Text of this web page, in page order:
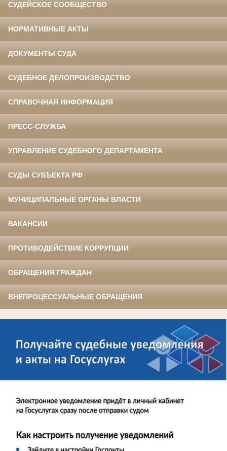
СУДЕЙСКОЕ СООБЩЕСТВО
НОРМАТИВНЫЕ АКТЫ
ДОКУМЕНТЫ СУДА
СУДЕБНОЕ ДЕЛОПРОИЗВОДСТВО
СПРАВОЧНАЯ ИНФОРМАЦИЯ
ПРЕСС-СЛУЖБА
УПРАВЛЕНИЕ СУДЕБНОГО ДЕПАРТАМЕНТА
СУДЫ СУБЪЕКТА РФ
МУНИЦИПАЛЬНЫЕ ОРГАНЫ ВЛАСТИ
ВАКАНСИИ
ПРОТИВОДЕЙСТВИЕ КОРРУПЦИИ
ОБРАЩЕНИЯ ГРАЖДАН
ВНЕПРОЦЕССУАЛЬНЫЕ ОБРАЩЕНИЯ